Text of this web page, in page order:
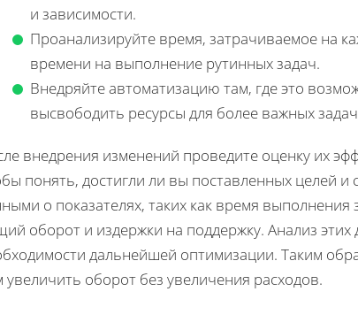
и зависимости.
Проанализируйте время, затрачиваемое на
времени на выполнение рутинных задач.
Внедряйте автоматизацию там, где это
высвободить ресурсы для более важных
внедрения изменений проведите оценку их
понять, достигли ли вы поставленных целей и
о показателях, таких как время
оборот и издержки на поддержку. Анализ
дальнейшей оптимизации. Таким
увеличить оборот без увеличения расходов.